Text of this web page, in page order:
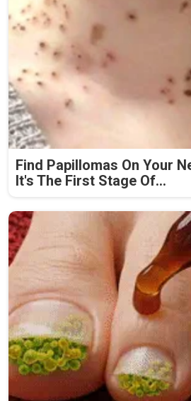
Find Papillomas On Your
It's The First Stage Of...